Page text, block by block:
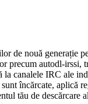
de nouă generație
precum autodl-irssi,
la canalele IRC ale
încărcate, aplică
tău de descărcare